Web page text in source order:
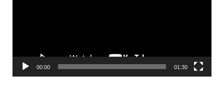
00:00 01:30